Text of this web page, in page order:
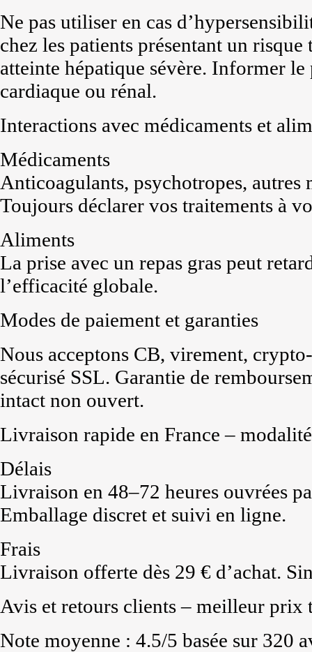
Ne pas utiliser en cas
chez les patients présentant un
atteinte hépatique sévère. Informer
cardiaque ou rénal.
Interactions avec médicaments et
Médicaments
Anticoagulants, psychotropes, autres
Toujours déclarer vos traitements à
Aliments
La prise avec un repas gras peut
l’efficacité globale.
Modes de paiement et garanties
Nous acceptons CB, virement,
sécurisé SSL. Garantie de
intact non ouvert.
Livraison rapide en France –
Délais
Livraison en 48–72 heures ouvrées
Emballage discret et suivi en ligne.
Frais
Livraison offerte dès 29 € d’achat.
Avis et retours clients – meilleur prix
Note moyenne : 4.5/5 basée sur 320